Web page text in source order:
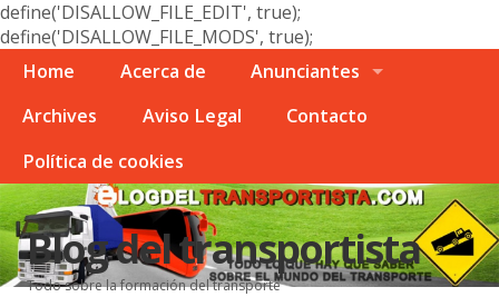
define('DISALLOW_FILE_EDIT', true);
define('DISALLOW_FILE_MODS', true);
Home
Acerca de
Anunciantes
Archives
Aviso Legal
Contacto
Polí­tica de cookies
Blog del transportista
Todo sobre la formación del transporte